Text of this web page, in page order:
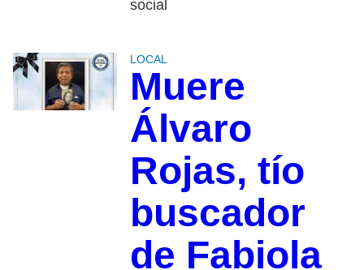
social
LOCAL
Muere
Álvaro
Rojas, tío
buscador
de Fabiola